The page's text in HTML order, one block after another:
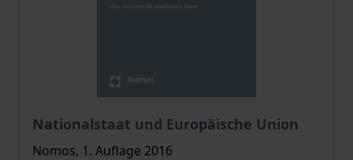
Nationalstaat und Europäische Union
Der Preis dieses Titels richtet sich nach der
Nomos, 1. Auflage 2016